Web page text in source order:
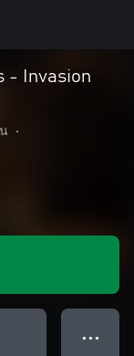
- Invasion
•
● ● ●